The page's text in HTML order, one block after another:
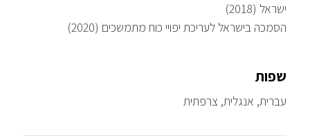
ישראל (2018)
הסמכה בישראל לעריכת יפויי כוח מתמשכים (2020)
שפות
עברית, אנגלית, צרפתית